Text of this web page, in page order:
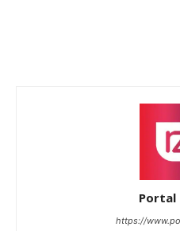
Portal
https://